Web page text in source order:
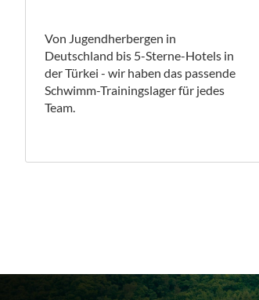
Von Jugendherbergen in
Deutschland bis 5-Sterne-Hotels in
der Türkei - wir haben das passende
Schwimm-Trainingslager für jedes
Team.